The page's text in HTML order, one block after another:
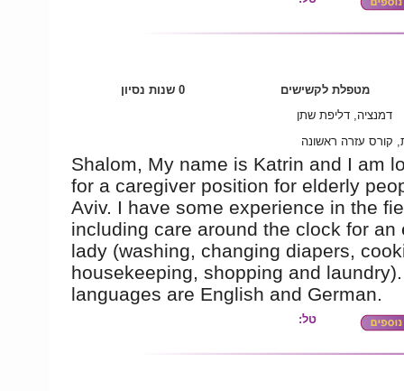
מטפלת לקשישים
0 שנות נסיון
דמנציה, דליפת שתן
קורס עזרה ראשונה
Shalom, My name is Katrin and I am
for a caregiver position for elderly
Aviv. I have some experience in the
including care around the clock for an
lady (washing, changing diapers,
housekeeping, shopping and
languages are English and German.
טל: